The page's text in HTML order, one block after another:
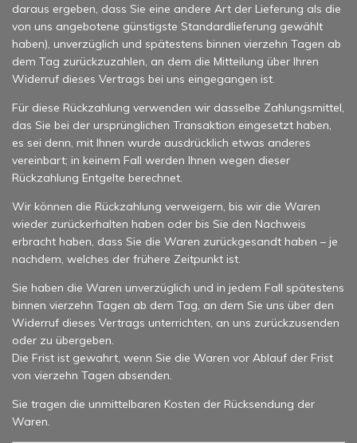
daraus ergeben, dass Sie eine andere Art der Lieferung als die
von uns angebotene günstigste Standardlieferung gewählt
haben), unverzüglich und spätestens binnen vierzehn Tagen ab
dem Tag zurückzuzahlen, an dem die Mitteilung über Ihren
Widerruf dieses Vertrags bei uns eingegangen ist.
Für diese Rückzahlung verwenden wir dasselbe Zahlungsmittel,
das Sie bei der ursprünglichen Transaktion eingesetzt haben,
es sei denn, mit Ihnen wurde ausdrücklich etwas anderes
vereinbart; in keinem Fall werden Ihnen wegen dieser
Rückzahlung Entgelte berechnet.
Wir können die Rückzahlung verweigern, bis wir die Waren
wieder zurückerhalten haben oder bis Sie den Nachweis
erbracht haben, dass Sie die Waren zurückgesandt haben – je
nachdem, welches der frühere Zeitpunkt ist.
Sie haben die Waren unverzüglich und in jedem Fall spätestens
binnen vierzehn Tagen ab dem Tag, an dem Sie uns über den
Widerruf dieses Vertrags unterrichten, an uns zurückzusenden
oder zu übergeben.
Die Frist ist gewahrt, wenn Sie die Waren vor Ablauf der Frist
von vierzehn Tagen absenden.
Sie tragen die unmittelbaren Kosten der Rücksendung der
Waren.